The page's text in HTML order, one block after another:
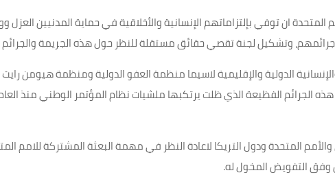
المتحدة ان توفي بإلتزاماتهم الإنسانية والأخلاقية في حماية المدنيين
وتشكيل لجنة تقصي حقائق مستقلة للنظر حول هذه الجريمة
الدولية والإقليمية لاسيما منظمة العفو الدولية ومنظمة هيومن
المتحدة ودول التريكا لاعادة النظر في مهمة البعثة المشتركة للامم
وفق التفويض المخول له.